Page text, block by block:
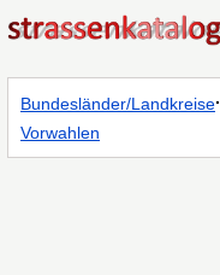
Bundesländer/Landkreise·
Vorwahlen